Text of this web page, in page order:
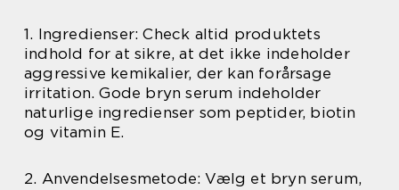
1. Ingredienser: Check altid produktets
indhold for at sikre, at det ikke indeholder
aggressive kemikalier, der kan forårsage
irritation. Gode bryn serum indeholder
naturlige ingredienser som peptider, biotin
og vitamin E.
2. Anvendelsesmetode: Vælg et bryn serum,